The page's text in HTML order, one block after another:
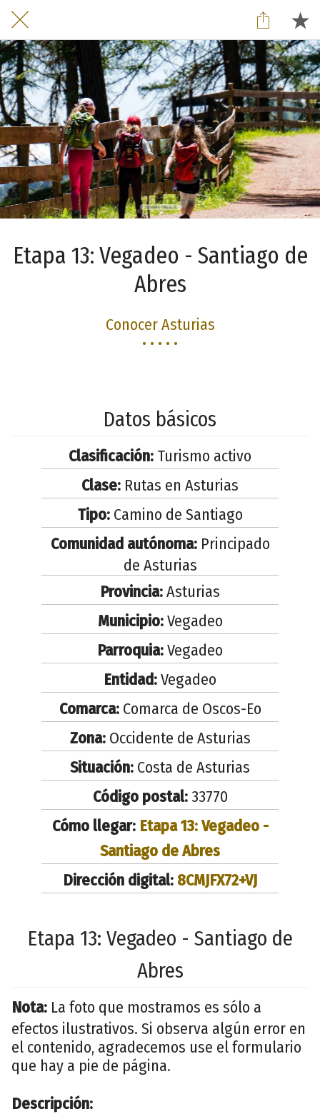
Etapa 13: Vegadeo - Santiago de
Abres
Conocer Asturias
• • • • •
Datos básicos
Clasificación: Turismo activo
Clase: Rutas en Asturias
Tipo:Camino de Santiago
Comunidad autónoma:Principado
de Asturias
Provincia:Asturias
Municipio:Vegadeo
Parroquia:Vegadeo
Entidad:Vegadeo
Comarca:Comarca de Oscos-Eo
Zona:Occidente de Asturias
Situación: Costa de Asturias
Código postal:33770
Cómo llegar: Etapa 13: Vegadeo -
Santiago de Abres
Dirección digital: 8CMJFX72+VJ
Etapa 13: Vegadeo - Santiago de
Abres
Nota: La foto que mostramos es sólo a
efectos ilustrativos. Si observa algún error en
el contenido, agradecemos use el formulario
que hay a pie de página.
Descripción: